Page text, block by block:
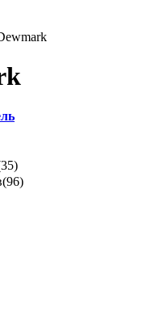
(96)